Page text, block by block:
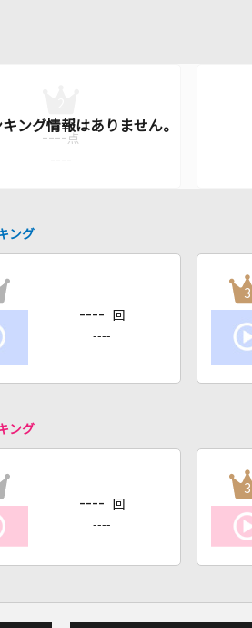
---- 点
----
ング
---- 回
----
3
ング
---- 回
----
3